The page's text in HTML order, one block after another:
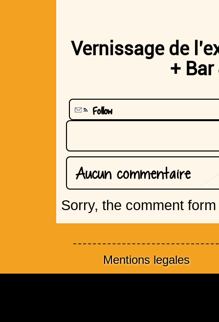
Vernissage de
+
Follow
Aucun commentaire
Sorry, the comment
Mentions legales